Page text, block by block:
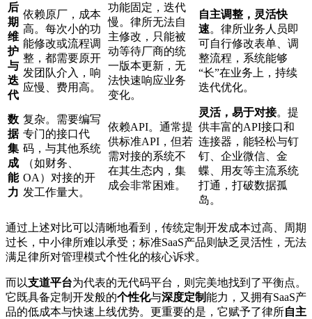
后
期
维
护
与
迭
代
依赖原厂，成本
高。每次小的功
能修改或流程调
整，都需要原开
发团队介入，响
应慢、费用高。
功能固定，迭代
慢。律所无法自
主修改，只能被
动等待厂商的统
一版本更新，无
法快速响应业务
变化。
自主调整，灵活快
速。律所业务人员即
可自行修改表单、调
整流程，系统能够
“长”在业务上，持续
迭代优化。
数
据
集
成
能
力
复杂。需要编写
专门的接口代
码，与其他系统
（如财务、
OA）对接的开
发工作量大。
依赖API。通常提
供标准API，但若
需对接的系统不
在其生态内，集
成会非常困难。
灵活，易于对接。提
供丰富的API接口和
连接器，能轻松与钉
钉、企业微信、金
蝶、用友等主流系统
打通，打破数据孤
岛。
通过上述对比可以清晰地看到，传统定制开发成本过高、周期
过长，中小律所难以承受；标准SaaS产品则缺乏灵活性，无法
满足律所对管理模式个性化的核心诉求。
而以支道平台为代表的无代码平台，则完美地找到了平衡点。
它既具备定制开发般的个性化与深度定制能力，又拥有SaaS产
品的低成本与快速上线优势。更重要的是，它赋予了律所自主